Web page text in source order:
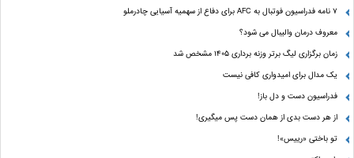
۷ نامه فدراسیون فوتبال به AFC برای دفاع از سهمیه آسیایی چادرملو
معروف درمان والیبال می شود؟
زمان برگزاری لیگ برتر وزنه برداری ۱۴۰۵ مشخص شد
یک مدال برای امیدواری کافی نیست
فدراسیون دست‌ و دل باز!
از هر دست بدی از همان دست پس میگیری!
تو باختی «رییس»!